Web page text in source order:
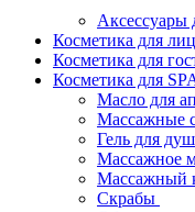
Аксессуары
Косметика для
Косметика для
Косметика для
Масло для
Массажные
Гель для
Массажное
Массажный
Скрабы